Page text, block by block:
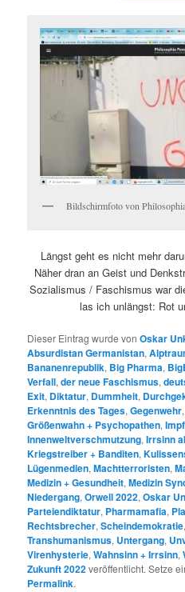
Bildschirmfoto von
Längst geht es nicht mehr
Näher dran an Geist und
Sozialismus / Faschismus war
las ich unlängst: Rot
Dieser Eintrag wurde vonOskar
Absurdistan Germanistan,
Bananenrepublik, Big Pharma,
Verfall,der neue Faschismus,
Exit, Diktatur, Dummheit,
Erkenntnis des Tages,Gegenwehr
Größenwahn + Psychopathen,
Innenweltverschmutzung,Irrsinn
Kriegstreiber + Banditen,
Lügenmedien,Machtterroristen,
Medizin + Gesundheit,Medizin
Niedergang,Orwell 2022,Oskar
Parteiendiktatur, Pharmamafia,
Rechtsbrecher,Scheindemokratie
Transhumanismus, Untergang,
Virenhysterie,Wahnsinn + Irrsinn,
Zukunft 2022veröffentlicht. Setze
Permalink.